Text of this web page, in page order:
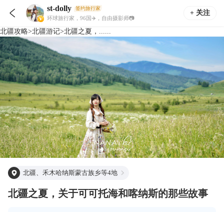
 st-dolly 签约旅行家
环球旅行家，96国✈️，自由摄影师📷
+ 关注
北疆攻略>北疆游记>北疆之夏，......
北疆、禾木哈纳斯蒙古族乡等4地
北疆之夏，关于可可托海和喀纳斯的那些故事